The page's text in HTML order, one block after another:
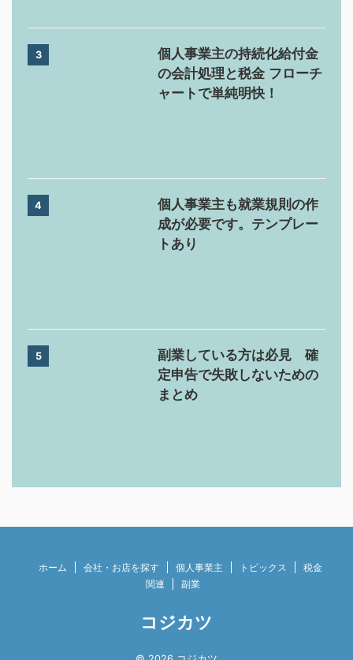
3
個人事業主の持続化給付金
の会計処理と税金 フローチ
ャートで単純明快！
4
個人事業主も就業規則の作
成が必要です。テンプレー
トあり
5
副業している方は必見 確
定申告で失敗しないための
まとめ
ホーム 会社・お店を探す 個人事業主 トピックス
税金
関連
副業
コジカツ